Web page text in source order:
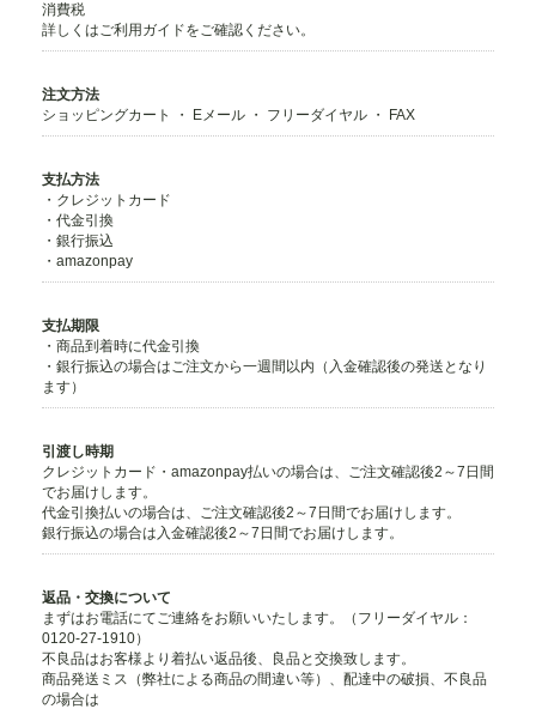
消費税
詳しくはご利用ガイドをご確認ください。
注文方法
ショッピングカート ・ Eメール ・ フリーダイヤル ・ FAX
支払方法
・クレジットカード
・代金引換
・銀行振込
・amazonpay
支払期限
・商品到着時に代金引換
・銀行振込の場合はご注文から一週間以内（入金確認後の発送となり
ます）
引渡し時期
クレジットカード・amazonpay払いの場合は、ご注文確認後2～7日間
でお届けします。
代金引換払いの場合は、ご注文確認後2～7日間でお届けします。
銀行振込の場合は入金確認後2～7日間でお届けします。
返品・交換について
まずはお電話にてご連絡をお願いいたします。（フリーダイヤル：
0120-27-1910）
不良品はお客様より着払い返品後、良品と交換致します。
商品発送ミス（弊社による商品の間違い等）、配達中の破損、不良品
の場合は